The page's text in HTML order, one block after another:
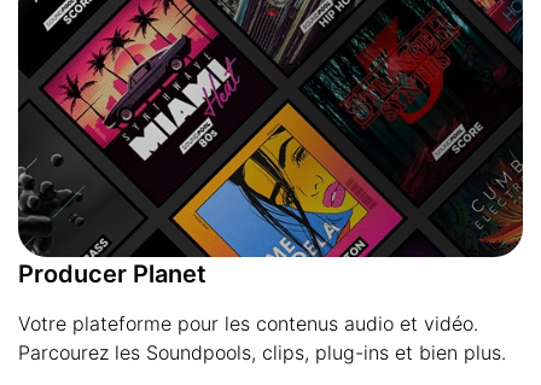
Producer Planet
Votre plateforme pour les contenus audio et vidéo.
Parcourez les Soundpools, clips, plug-ins et bien plus.